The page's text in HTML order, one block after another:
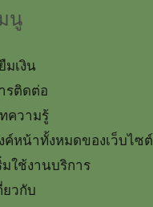
นู
มเงิน
รติดต่อ
ความรู้
ค์หน้าทั้งหมดของเว็บไซต์
มใช้งานบริการ
ยวกับ